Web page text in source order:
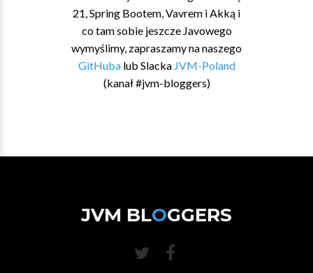
21, Spring Bootem, Vavrem i Akką i
co tam sobie jeszcze Javowego
wymyślimy, zapraszamy na naszego
GitHubalub Slacka JVM-Poland
(kanał #jvm-bloggers)
JVM BLOGGERS